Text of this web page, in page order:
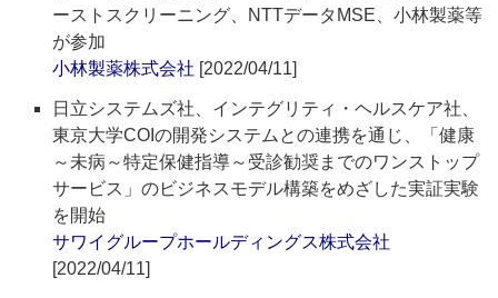
ーストスクリーニング、NTTデータMSE、小林製薬等
が参加
小林製薬株式会社 [2022/04/11]
日立システムズ社、インテグリティ・ヘルスケア社、
東京大学COIの開発システムとの連携を通じ、「健康
～未病～特定保健指導～受診勧奨までのワンストップ
サービス」のビジネスモデル構築をめざした実証実験
を開始
サワイグループホールディングス株式会社
[2022/04/11]